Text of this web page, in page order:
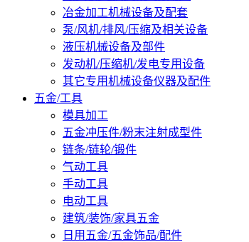
冶金加工机械设备及配套
泵/风机/排风/压缩及相关设备
液压机械设备及部件
发动机/压缩机/发电专用设备
其它专用机械设备仪器及配件
五金/工具
模具加工
五金冲压件/粉末注射成型件
链条/链轮/锻件
气动工具
手动工具
电动工具
建筑/装饰/家具五金
日用五金/五金饰品/配件